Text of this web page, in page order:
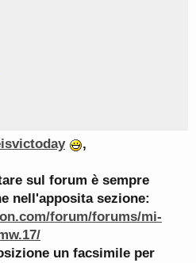
,
sul forum è sempre
nell'apposita sezione:
forum/forums/mi-
un facsimile per